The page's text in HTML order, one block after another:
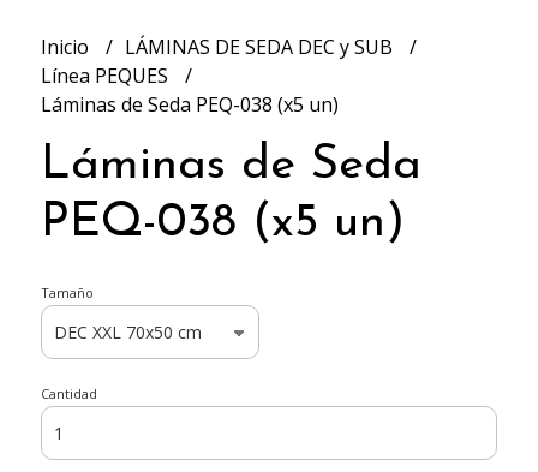
Inicio
LÁMINAS DE SEDA DEC y SUB
Línea PEQUES
Láminas de Seda PEQ-038 (x5 un)
Láminas de Seda
PEQ-038 (x5 un)
Tamaño
Cantidad